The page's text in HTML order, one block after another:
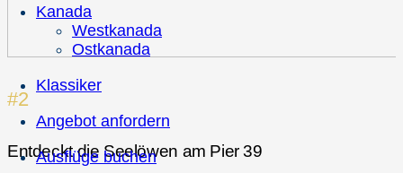
Kanada
Westkanada
Ostkanada
Klassiker
Angebot anfordern
Ausflüge buchen
#2
Entdeckt die Seelöwen am Pier 39